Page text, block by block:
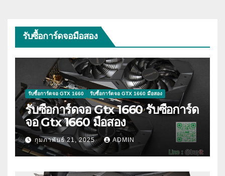
รับซื้อการ์ดจอมือสอง
รับซื้อการ์ดจอ GTX 1660 รับซื้อการ์ดจอ GTX 1660 มือสอง
รับซื้อการ์ดจอ Gtx 1660 รับซื้อการ์ด
จอ Gtx 1660 มือสอง
กุมภาพันธ์ 21, 2025 ADMIN